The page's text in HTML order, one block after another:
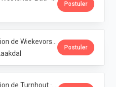
Postuler
Postuler